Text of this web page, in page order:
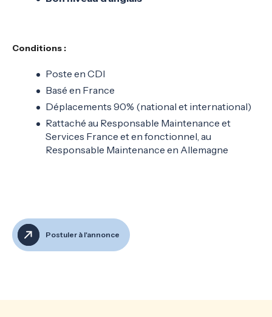
Conditions :
Poste en CDI
Basé en France
Déplacements 90% (national et international)
Rattaché au Responsable Maintenance et
Services France et en fonctionnel, au
Responsable Maintenance en Allemagne
Postuler à l'annonce